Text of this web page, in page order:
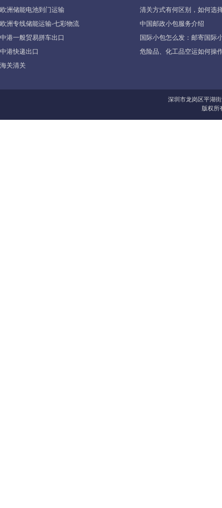
欧洲储能电池到门运输
欧洲专线储能运输-七彩物流
中港一般贸易拼车出口
中港快递出口
海关清关
清关方式有何区别，如何选
中国邮政小包服务介绍
国际小包怎么发：邮寄国际
危险品、化工品空运如何操
深圳市龙岗区平湖
版权所